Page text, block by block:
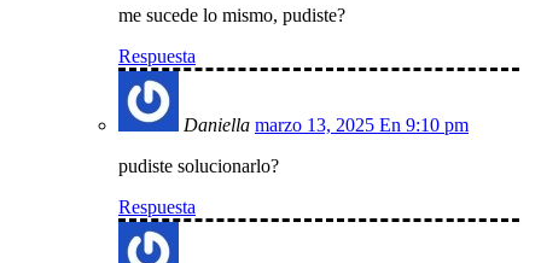
me sucede lo mismo, pudiste?
Respuesta
Daniella marzo 13, 2025 En 9:10 pm
pudiste solucionarlo?
Respuesta